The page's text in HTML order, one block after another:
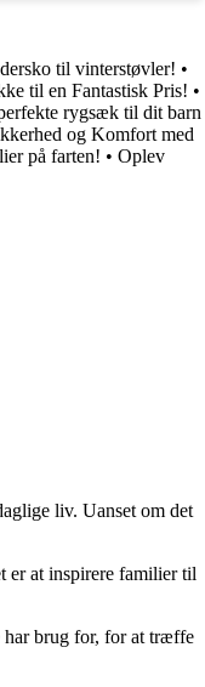
til vinterstøvler! •
til en Fantastisk Pris! •
rygsæk til dit barn
og Komfort med
på farten! • Oplev
liv. Uanset om det
er at inspirere familier til
har brug for, for at træffe